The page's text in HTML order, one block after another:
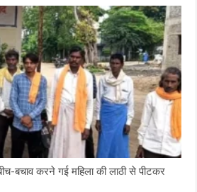
बचाव करने गई महिला की लाठी से पीटकर